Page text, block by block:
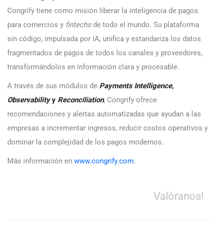
Congrify tiene como misión liberar la inteligencia de pagos
para comercios y fintechsde todo el mundo. Su plataforma
sin código, impulsada por IA, unifica y estandariza los datos
fragmentados de pagos de todos los canales y proveedores,
transformándolos en información clara y procesable.
A través de sus módulos de Payments Intelligence,
Observabilityy Reconciliation, Congrify ofrece
recomendaciones y alertas automatizadas que ayudan a las
empresas a incrementar ingresos, reducir costos operativos y
dominar la complejidad de los pagos modernos.
Más información en www.congrify.com.
Valóranos!